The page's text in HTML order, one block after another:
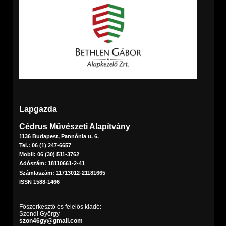
Lapgazda
Cédrus Művészeti Alapítvány
1136 Budapest, Pannónia u. 6.
Tel.: 06 (1) 247-6657
Mobil: 06 (30) 511-3762
Adószám: 18110661-2-41
Számlaszám: 11713012-21181665
ISSN 1588-1466
Főszerkesztő és felelős kiadó:
Szondi György
szon46gy@gmail.com